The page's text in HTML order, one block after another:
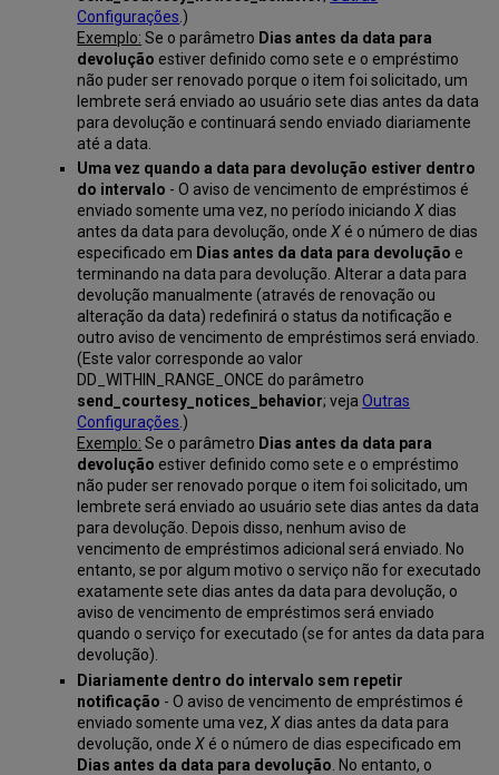
Configurações .)
Exemplo: Se o parâmetro Dias antes da data para
devolução estiver definido como sete e o empréstimo
não puder ser renovado porque o item foi solicitado, um
lembrete será enviado ao usuário sete dias antes da data
para devolução e continuará sendo enviado diariamente
até a data.
Uma vez quando a data para devolução estiver dentro
do intervalo - O aviso de vencimento de empréstimos é
enviado somente uma vez, no período iniciandoX dias
antes da data para devolução, ondeX é o número de dias
especificado em Dias antes da data para devolução e
terminando na data para devolução. Alterar a data para
devolução manualmente (através de renovação ou
alteração da data) redefinirá o status da notificação e
outro aviso de vencimento de empréstimos será enviado.
(Este valor corresponde ao valor
DD_WITHIN_RANGE_ONCE do parâmetro
send_courtesy_notices_behavior; vejaOutras
Configurações .)
Exemplo: Se o parâmetro Dias antes da data para
devolução estiver definido como sete e o empréstimo
não puder ser renovado porque o item foi solicitado, um
lembrete será enviado ao usuário sete dias antes da data
para devolução. Depois disso, nenhum aviso de
vencimento de empréstimos adicional será enviado. No
entanto, se por algum motivo o serviço não for executado
exatamente sete dias antes da data para devolução, o
aviso de vencimento de empréstimos será enviado
quando o serviço for executado (se for antes da data para
devolução).
Diariamente dentro do intervalo sem repetir
notificação - O aviso de vencimento de empréstimos é
enviado somente uma vez,X dias antes da data para
devolução, ondeX é o número de dias especificado em
Dias antes da data para devolução . No entanto, o